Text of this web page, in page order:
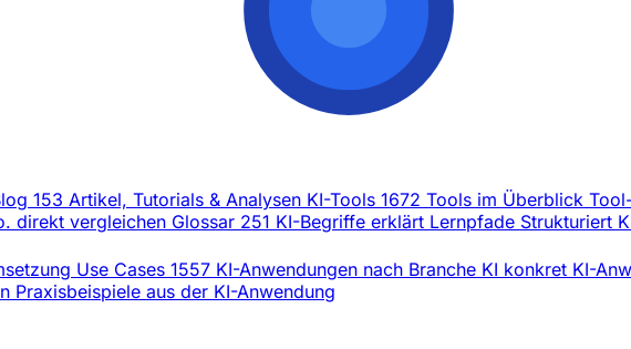
153 Artikel, Tutorials & Analysen KI-Tools 1672 Tools im Überblick
direkt vergleichen Glossar 251 KI-Begriffe erklärt Lernpfade Strukturiert
Use Cases 1557 KI-Anwendungen nach Branche KI konkret KI-
Praxisbeispiele aus der KI-Anwendung